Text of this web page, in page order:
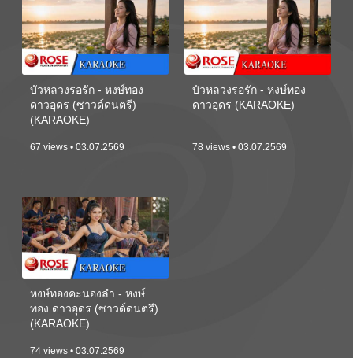
บัวหลวงรอรัก - หงษ์ทอง
ดาวอุดร (ซาวด์ดนตรี)
(KARAOKE)
67 views • 03.07.2569
บัวหลวงรอรัก - หงษ์ทอง
ดาวอุดร (KARAOKE)
78 views • 03.07.2569
หงษ์ทองคะนองลำ - หงษ์
ทอง ดาวอุดร (ซาวด์ดนตรี)
(KARAOKE)
74 views • 03.07.2569